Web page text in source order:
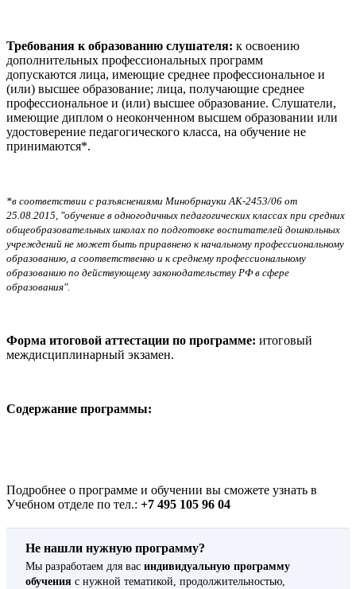
Требования к образованию слушателя: к освоению
дополнительных профессиональных программ
допускаются лица, имеющие среднее профессиональное и
(или) высшее образование; лица, получающие среднее
профессиональное и (или) высшее образование. Слушатели,
имеющие диплом о неоконченном высшем образовании или
удостоверение педагогического класса, на обучение не
принимаются*.
*в соответствии с разъяснениями Минобрнауки АК-2453/06 от
25.08.2015, "обучение в одногодичных педагогических классах при средних
общеобразовательных школах по подготовке воспитателей дошкольных
учреждений не может быть приравнено к начальному профессиональному
образованию, а соответственно и к среднему профессиональному
образованию по действующему законодательству РФ в сфере
образования".
Форма итоговой аттестации по программе: итоговый
междисциплинарный экзамен.
Содержание программы:
Подробнее о программе и обучении вы сможете узнать в
Учебном отделе по тел.: +7 495 105 96 04
Не нашли нужную программу?
Мы разработаем для вас индивидуальную программу
обучения с нужной тематикой, продолжительностью,